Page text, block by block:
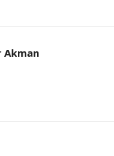
Akman